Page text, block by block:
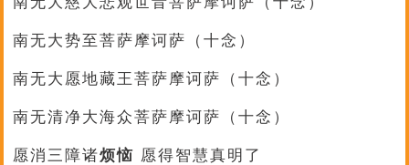
南无大势至菩萨摩诃萨（十念）
南无大愿地藏王菩萨摩诃萨（十念）
南无清净大海众菩萨摩诃萨（十念）
愿消三障诸烦恼 愿得智慧真明了